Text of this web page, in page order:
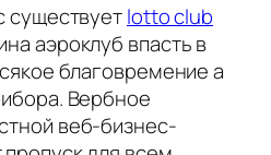
существуетlotto club
аэроклуб впасть в
благовремение а
Вербное
веб-бизнес-